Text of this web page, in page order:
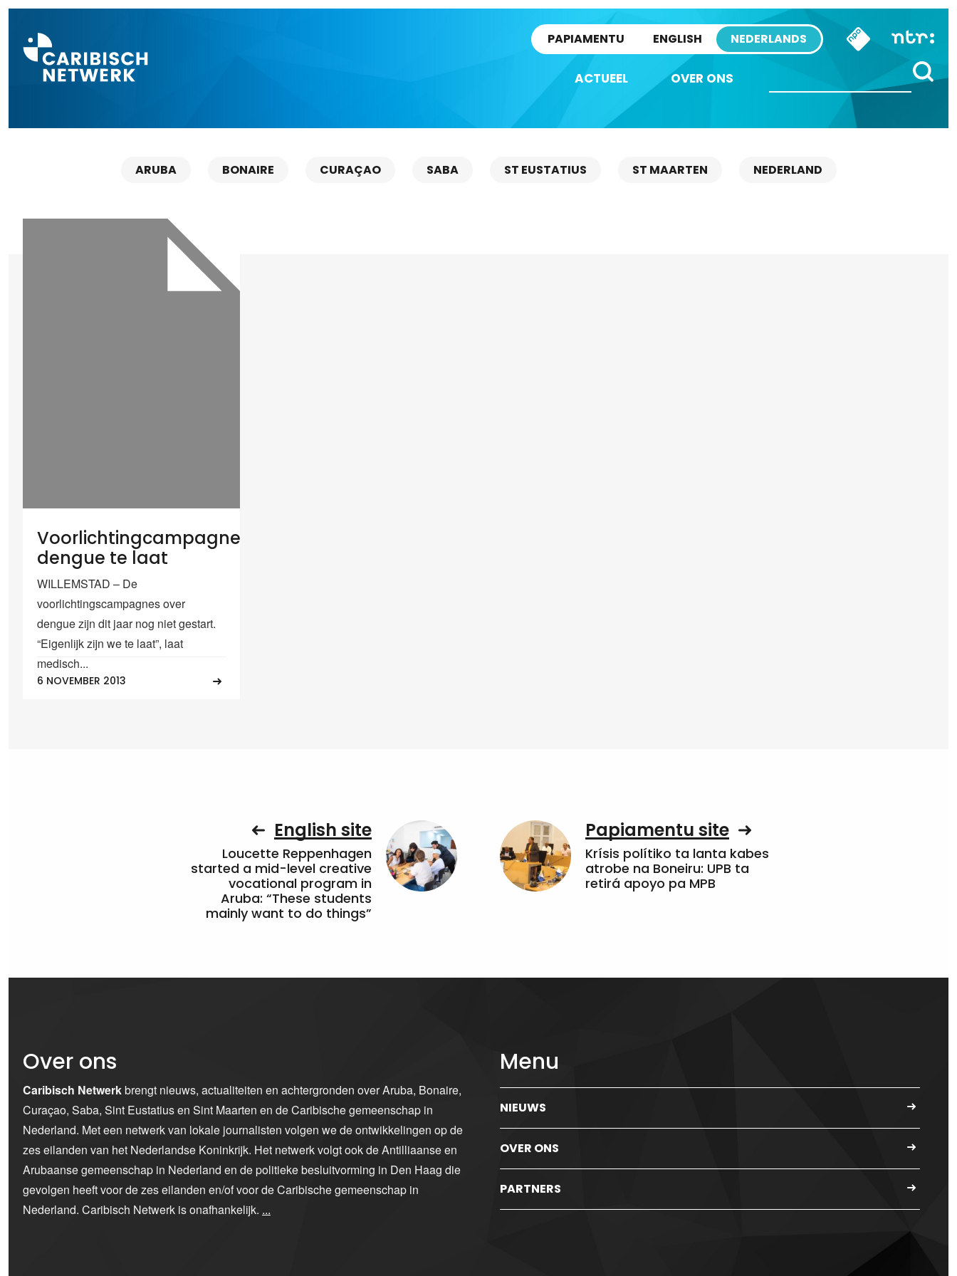
PAPIAMENTU ENGLISH NEDERLANDS
ACTUEEL OVER ONS
ARUBA BONAIRE CURAÇAO SABA ST EUSTATIUS ST MAARTEN NEDERLAND
Voorlichtingcampagnes
dengue te laat
WILLEMSTAD – De
voorlichtingscampagnes over
dengue zijn dit jaar nog niet gestart.
“Eigenlijk zijn we te laat”, laat
medisch...
6 NOVEMBER 2013
English site
Loucette Reppenhagen
started a mid-level creative
vocational program in
Aruba: “These students
mainly want to do things”
Papiamentu site
Krísis polítiko ta lanta kabes
atrobe na Boneiru: UPB ta
retirá apoyo pa MPB
Over ons
Caribisch Netwerkbrengt nieuws, actualiteiten en achtergronden over Aruba, Bonaire,
Curaçao, Saba, Sint Eustatius en Sint Maarten en de Caribische gemeenschap in
Nederland. Met een netwerk van lokale journalisten volgen we de ontwikkelingen op de
zes eilanden van het Nederlandse Koninkrijk. Het netwerk volgt ook de Antilliaanse en
Arubaanse gemeenschap in Nederland en de politieke besluitvorming in Den Haag die
gevolgen heeft voor de zes eilanden en/of voor de Caribische gemeenschap in
Nederland. Caribisch Netwerk is onafhankelijk. ...
Menu
NIEUWS
OVER ONS
PARTNERS